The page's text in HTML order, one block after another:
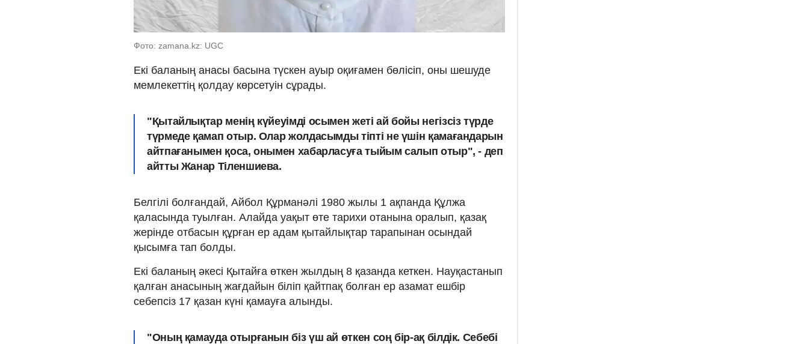
Фото: zamana.kz: UGC
Екі баланың анасы басына түскен ауыр оқиғамен бөлісіп, оны шешуде
мемлекеттің қолдау көрсетуін сұрады.
"Қытайлықтар менің күйеуімді осымен жеті ай бойы негізсіз түрде
түрмеде қамап отыр. Олар жолдасымды тіпті не үшін қамағандарын
айтпағанымен қоса, онымен хабарласуға тыйым салып отыр", - деп
айтты Жанар Тіленшиева.
Белгілі болғандай, Айбол Құрманәлі 1980 жылы 1 ақпанда Құлжа
қаласында туылған. Алайда уақыт өте тарихи отанына оралып, қазақ
жерінде отбасын құрған ер адам қытайлықтар тарапынан осындай
қысымға тап болды.
Екі баланың әкесі Қытайға өткен жылдың 8 қазанда кеткен. Нау­қастанып
қалған анасының жағдайын біліп қайт­пақ болған ер азамат ешбір
себепсіз 17 қазан күні қамауға алынды.
"Оның қамауда отырғанын біз үш ай өткен соң бір-ақ білдік. Себебі